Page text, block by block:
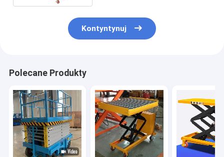
Kontyntynuj
Polecane Produkty